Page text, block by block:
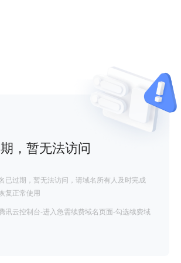
，暂无法访问
已过期，暂无法访问，请域名所有人及时完成
复正常使用
讯云控制台-进入急需续费域名页面-勾选续费域